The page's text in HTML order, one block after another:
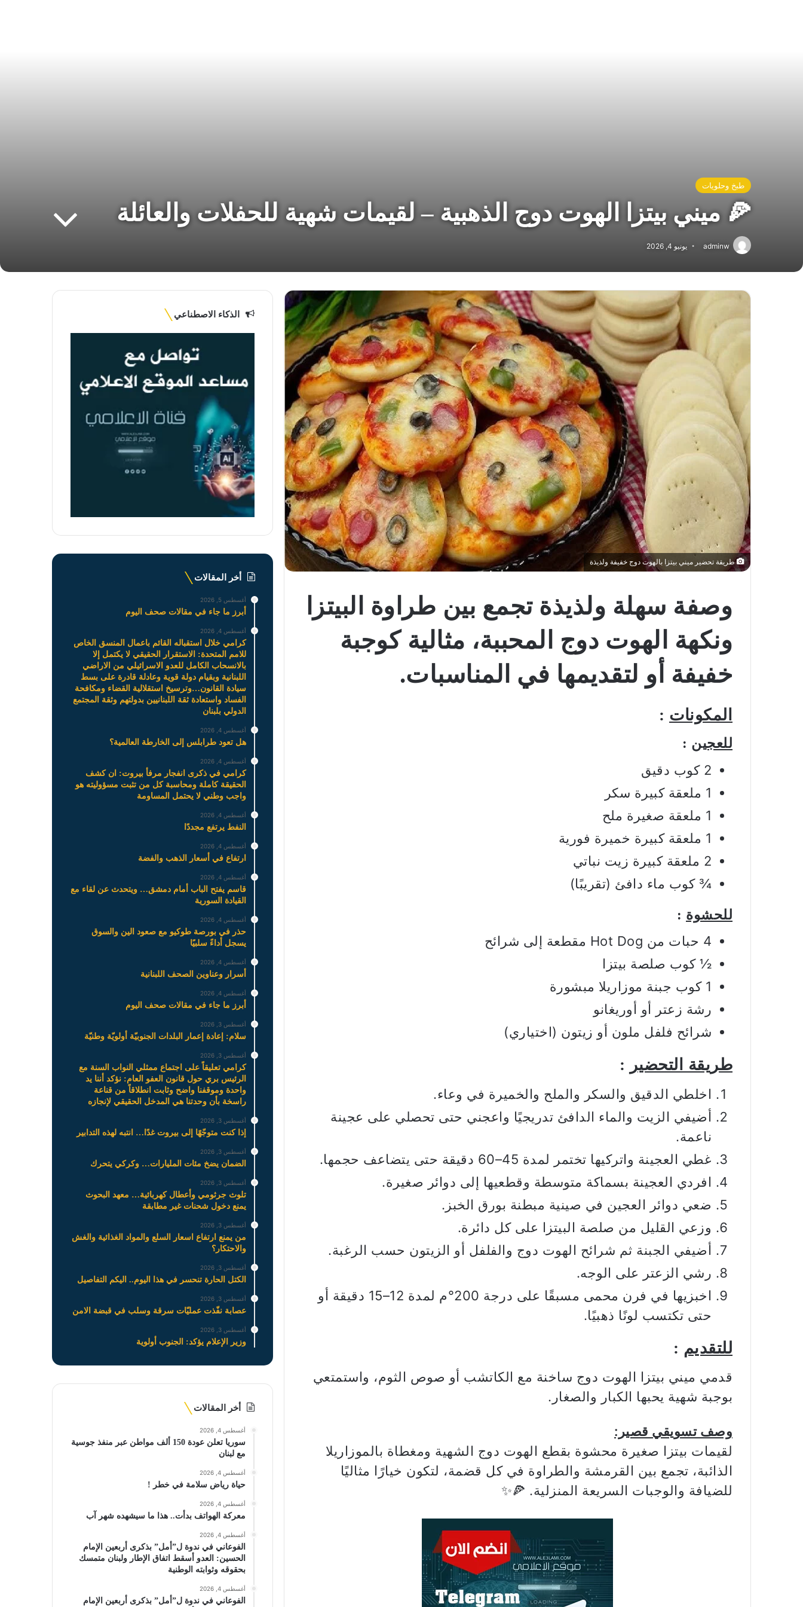
طبخ وحلويات
🍕 ميني بيتزا الهوت دوج الذهبية – لقيمات شهية للحفلات والعائلة
adminw يونيو 4, 2026
طريقة تحضير ميني بيتزا بالهوت دوج خفيفة ولذيذة
وصفة سهلة ولذيذة تجمع بين طراوة البيتزا
ونكهة الهوت دوج المحببة، مثالية كوجبة
خفيفة أو لتقديمها في المناسبات.
المكونات :
للعجين :
2 كوب دقيق
1 ملعقة كبيرة سكر
1 ملعقة صغيرة ملح
1 ملعقة كبيرة خميرة فورية
2 ملعقة كبيرة زيت نباتي
¾ كوب ماء دافئ (تقريبًا)
للحشوة :
4 حبات من Hot Dog مقطعة إلى شرائح
½ كوب صلصة بيتزا
1 كوب جبنة موزاريلا مبشورة
رشة زعتر أو أوريغانو
شرائح فلفل ملون أو زيتون (اختياري)
طريقة التحضير :
اخلطي الدقيق والسكر والملح والخميرة في وعاء.
أضيفي الزيت والماء الدافئ تدريجيًا واعجني حتى تحصلي على عجينة
ناعمة.
غطي العجينة واتركيها تختمر لمدة 45–60 دقيقة حتى يتضاعف حجمها.
افردي العجينة بسماكة متوسطة وقطعيها إلى دوائر صغيرة.
ضعي دوائر العجين في صينية مبطنة بورق الخبز.
وزعي القليل من صلصة البيتزا على كل دائرة.
أضيفي الجبنة ثم شرائح الهوت دوج والفلفل أو الزيتون حسب الرغبة.
رشي الزعتر على الوجه.
اخبزيها في فرن محمى مسبقًا على درجة 200°م لمدة 12–15 دقيقة أو
حتى تكتسب لونًا ذهبيًا.
للتقديم :
قدمي ميني بيتزا الهوت دوج ساخنة مع الكاتشب أو صوص الثوم، واستمتعي
بوجبة شهية يحبها الكبار والصغار.
وصف تسويقي قصير:
لقيمات بيتزا صغيرة محشوة بقطع الهوت دوج الشهية ومغطاة بالموزاريلا
الذائبة، تجمع بين القرمشة والطراوة في كل قضمة، لتكون خيارًا مثاليًا
للضيافة والوجبات السريعة المنزلية. 🍕✨
الذكاء الاصطناعي
أخر المقالات
أغسطس 5, 2026
أبرز ما جاء في مقالات صحف اليوم
أغسطس 4, 2026
كرامي خلال استقباله القائم باعمال المنسق الخاص
للامم المتحدة: الاستقرار الحقيقي لا يكتمل إلا
بالانسحاب الكامل للعدو الاسرائيلي من الاراضي
اللبنانية وبقيام دولة قوية وعادلة قادرة على بسط
سيادة القانون…وترسيخ استقلالية القضاء ومكافحة
الفساد واستعادة ثقة اللبنانيين بدولتهم وثقة المجتمع
الدولي بلبنان
أغسطس 4, 2026
هل تعود طرابلس إلى الخارطة العالمية؟
أغسطس 4, 2026
كرامي في ذكرى انفجار مرفأ بيروت: ان كشف
الحقيقة كاملة ومحاسبة كل من تثبت مسؤوليته هو
واجب وطني لا يحتمل المساومة
أغسطس 4, 2026
النفط يرتفع مجددًا
أغسطس 4, 2026
ارتفاع في أسعار الذهب والفضة
أغسطس 4, 2026
قاسم يفتح الباب أمام دمشق… ويتحدث عن لقاء مع
القيادة السورية
أغسطس 4, 2026
حذر في بورصة طوكيو مع صعود الين والسوق
يسجل أداءً سلبيًا
أغسطس 4, 2026
أسرار وعناوين الصحف اللبنانية
أغسطس 4, 2026
أبرز ما جاء في مقالات صحف اليوم
أغسطس 3, 2026
سلام: إعادة إعمار البلدات الجنوبيّة أولويّة وطنيّة
أغسطس 3, 2026
كرامي تعليقاً على اجتماع ممثلي النواب السنة مع
الرئيس بري حول قانون العفو العام: نؤكد أننا يد
واحدة وموقفنا واضح وثابت انطلاقاً من قناعة
راسخة بأن وحدتنا هي المدخل الحقيقي لإنجازه
أغسطس 3, 2026
إذا كنت متوجّهًا إلى بيروت غدًا… انتبه لهذه التدابير
أغسطس 3, 2026
الضمان يضخ مئات المليارات… وكركي يتحرك
أغسطس 3, 2026
تلوث جرثومي وأعطال كهربائية… معهد البحوث
يمنع دخول شحنات غير مطابقة
أغسطس 3, 2026
من يمنع ارتفاع اسعار السلع والمواد الغذائية والغش
والاحتكار؟
أغسطس 3, 2026
الكتل الحارة تنحسر في هذا اليوم.. اليكم التفاصيل
أغسطس 3, 2026
عصابة نفّذت عمليّات سرقة وسلب في قبضة الامن
أغسطس 3, 2026
وزير الإعلام يؤكد: الجنوب أولوية
أخر المقالات
أغسطس 4, 2026
سوريا تعلن عودة 150 ألف مواطن عبر منفذ جوسية
مع لبنان
أغسطس 4, 2026
حياة رياض سلامة في خطر !
أغسطس 4, 2026
معركة الهواتف بدأت.. هذا ما سيشهده شهر آب
أغسطس 4, 2026
الفوعاني في ندوة ل”أمل” بذكرى أربعين الإمام
الحسين: العدو أسقط اتفاق الإطار ولبنان متمسك
بحقوقه وثوابته الوطنية
أغسطس 4, 2026
الفوعاني في ندوة ل”أمل” بذكرى أربعين الإمام